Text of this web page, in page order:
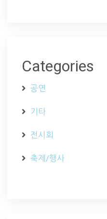
Categories
공연
기타
전시회
축제/행사